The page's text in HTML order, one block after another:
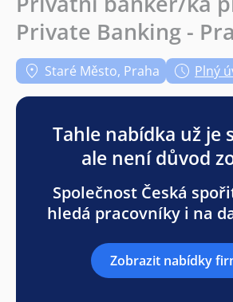
Private Banking -
Staré Město, Praha Plný
Tahle nabídka už je
ale není důvod
Společnost Česká
hledá pracovníky i na
Zobrazit nabídky